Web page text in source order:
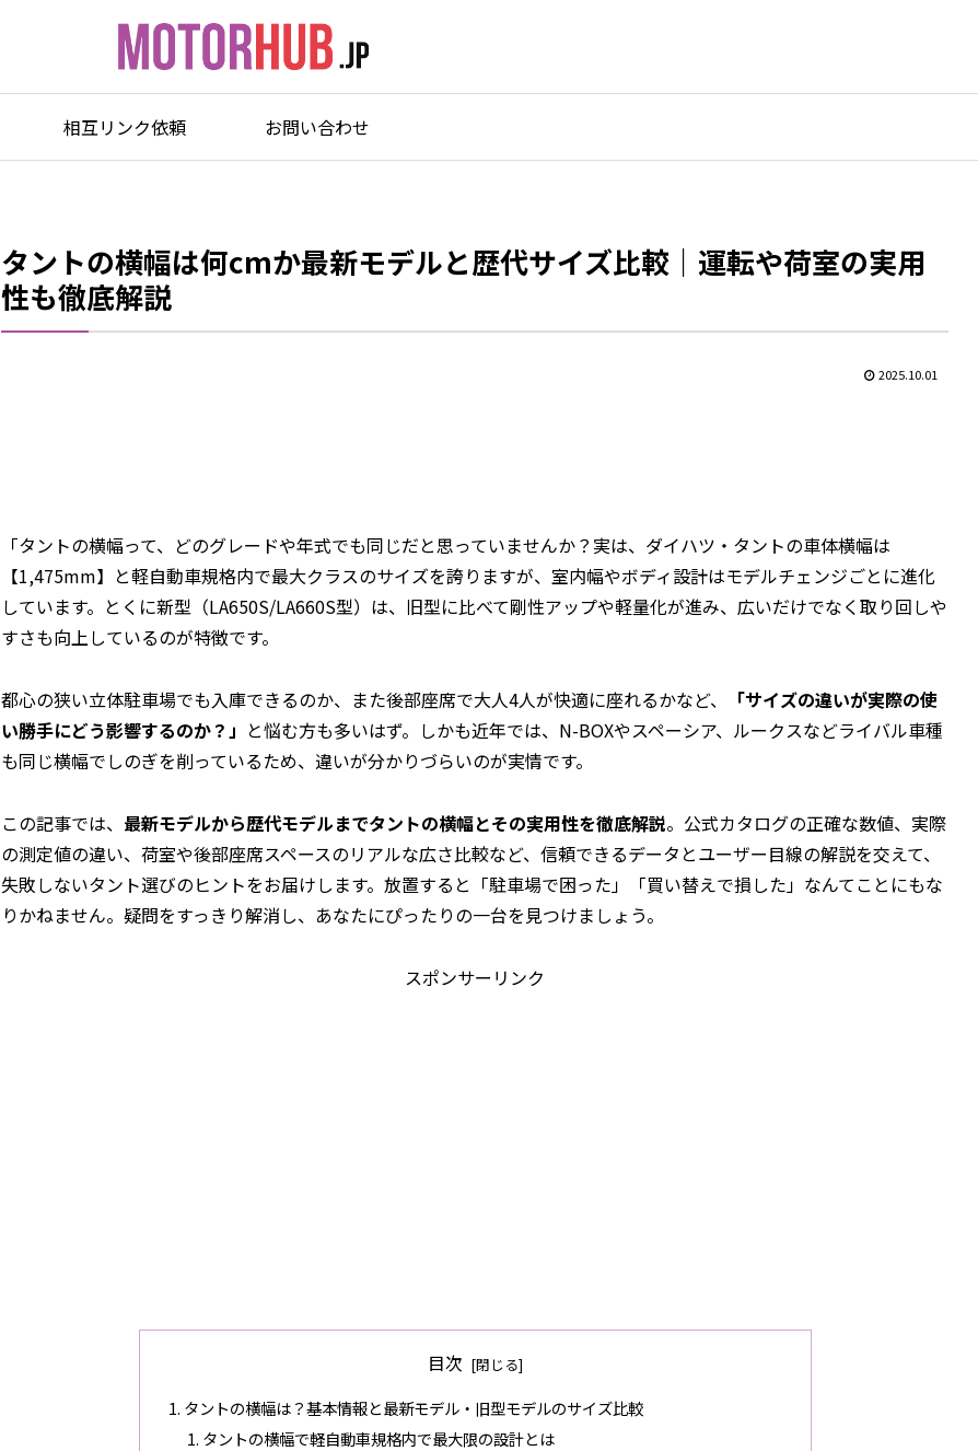
相互リンク依頼 お問い合わせ
タントの横幅は何cmか最新モデルと歴代サイズ比較｜運転や荷室の実用
性も徹底解説
2025.10.01
「タントの横幅って、どのグレードや年式でも同じだと思っていませんか？実は、ダイハツ・タントの車体横幅は
【1,475mm】と軽自動車規格内で最大クラスのサイズを誇りますが、室内幅やボディ設計はモデルチェンジごとに進化
しています。とくに新型（LA650S/LA660S型）は、旧型に比べて剛性アップや軽量化が進み、広いだけでなく取り回しや
すさも向上しているのが特徴です。
都心の狭い立体駐車場でも入庫できるのか、また後部座席で大人4人が快適に座れるかなど、
「サイズの違いが実際の使
い勝手にどう影響するのか？」 と悩む方も多いはず。しかも近年では、N-BOXやスペーシア、ルークスなどライバル車種
も同じ横幅でしのぎを削っているため、違いが分かりづらいのが実情です。
この記事では、 最新モデルから歴代モデルまでタントの横幅とその実用性を徹底解説。公式カタログの正確な数値、実際
の測定値の違い、荷室や後部座席スペースのリアルな広さ比較など、信頼できるデータとユーザー目線の解説を交えて、
失敗しないタント選びのヒントをお届けします。放置すると「駐車場で困った」「買い替えで損した」なんてことにもな
りかねません。疑問をすっきり解消し、あなたにぴったりの一台を見つけましょう。
スポンサーリンク
目次
タントの横幅は？基本情報と最新モデル・旧型モデルのサイズ比較
タントの横幅で軽自動車規格内で最大限の設計とは